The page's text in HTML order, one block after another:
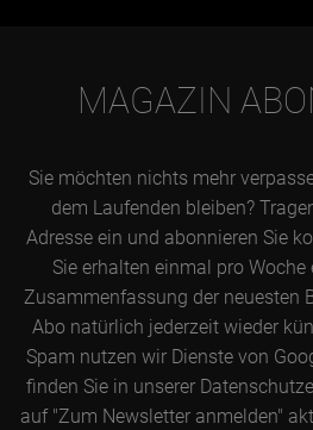
MAGAZIN
Sie möchten nichts mehr
dem Laufenden bleiben?
Adresse ein und abonnieren Sie
Sie erhalten einmal pro
Zusammenfassung der neuesten
Abo natürlich jederzeit wieder
Spam nutzen wir Dienste von
finden Sie in unserer
auf "Zum Newsletter anmelden"